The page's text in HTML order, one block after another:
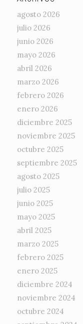
agosto 2026
julio 2026
junio 2026
mayo 2026
abril 2026
marzo 2026
febrero 2026
enero 2026
diciembre 2025
noviembre 2025
octubre 2025
septiembre 2025
agosto 2025
julio 2025
junio 2025
mayo 2025
abril 2025
marzo 2025
febrero 2025
enero 2025
diciembre 2024
noviembre 2024
octubre 2024